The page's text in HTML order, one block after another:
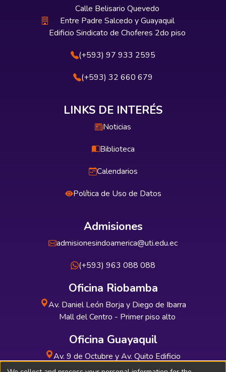
Calle Belisario Quevedo
Entre Padre Salcedo y Guayaquil
Edificio Sindicato de Choferes 2do piso
(+593) 97 933 2595
(+593) 32 660 679
LINKS DE INTERÉS
Noticias
Biblioteca
Calendarios
Política de Uso de Datos
Admisiones
admisionesindoamerica@uti.edu.ec
(+593) 963 088 088
Oficina Riobamba
Av. Daniel León Borja y Diego de Ibarra
Mall del Centro - Primer piso alto
Oficina Guayaquil
Av. 9 de Octubre y Av. Quito Edificio
INDUAUTO - Planta baja